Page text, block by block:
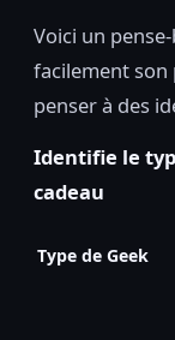
Voici un
facilement son
penser à des
Identifie le
cadeau
Type de Geek